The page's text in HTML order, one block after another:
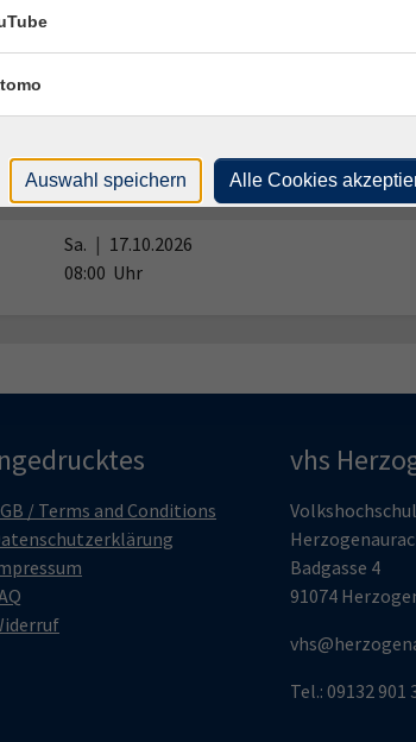
information day (Sprachberatung). One of
class for your language experience. Please
Sa. | 17.10.2026
08:00 Uhr
/ Terms and Conditions
vhs
Badgasse 4
91074
Tel.: 09132 901
Auswahl speichern Alle Cookies